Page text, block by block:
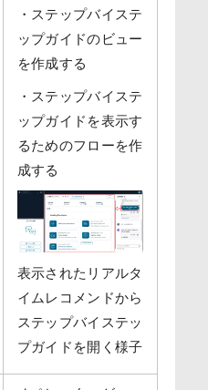
・ステップバイステ
ップガイドのビュー
を作成する
・ステップバイステ
ップガイドを表示す
るためのフローを作
成する
表示されたリアルタ
イムレコメンドから
ステップバイステッ
プガイドを開く様子